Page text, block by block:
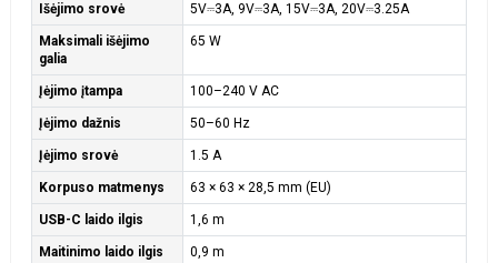
Išėjimo srovė 5V⎓3A, 9V⎓3A, 15V⎓3A, 20V⎓3.25A
Maksimali išėjimo
galia
65 W
Įėjimo įtampa 100–240 V AC
Įėjimo dažnis 50–60 Hz
Įėjimo srovė 1.5 A
Korpuso matmenys 63 × 63 × 28,5 mm (EU)
USB-C laido ilgis 1,6 m
Maitinimo laido ilgis 0,9 m